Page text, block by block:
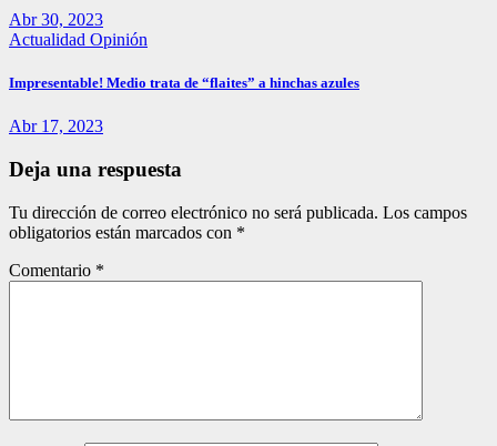
Abr 30, 2023
Actualidad Opinión
Impresentable! Medio trata de “flaites” a hinchas azules
Abr 17, 2023
Deja una respuesta
Tu dirección de correo electrónico no será publicada. Los campos
obligatorios están marcados con *
Comentario *